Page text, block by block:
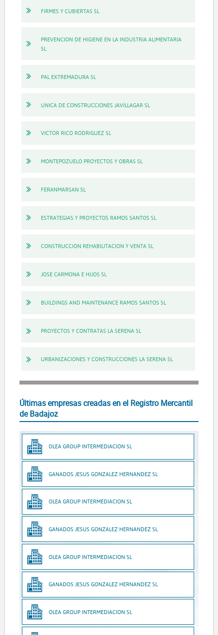
FIRMES Y CUBIERTAS SL
PREVENCION DE HIGIENE EN LA INDUSTRIA ALIMENTARIA
SL
PAL EXTREMADURA SL
UNICA DE CONSTRUCCIONES JAVILLAGAR SL
VICTOR RICO RODRIGUEZ SL
MONTEPOZUELO PROYECTOS Y OBRAS SL
FERANMARSAN SL
ESTRATEGIAS Y PROYECTOS RAMOS SANTOS SL
CONSTRUCCION REHABILITACION Y VENTA SL
JOSE CARMONA E HIJOS SL
BUILDINGS AND MAINTENANCE RAMOS SANTOS SL
PROYECTOS Y CONTRATAS LA SERENA SL
URBANIZACIONES Y CONSTRUCCIONES LA SERENA SL
Últimas empresas creadas en el Registro Mercantil
de Badajoz
OLEA GROUP INTERMEDIACION SL
GANADOS JESUS GONZALEZ HERNANDEZ SL
OLEA GROUP INTERMEDIACION SL
GANADOS JESUS GONZALEZ HERNANDEZ SL
OLEA GROUP INTERMEDIACION SL
GANADOS JESUS GONZALEZ HERNANDEZ SL
OLEA GROUP INTERMEDIACION SL